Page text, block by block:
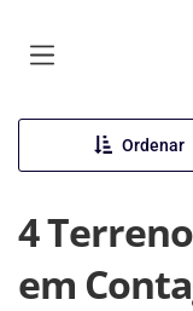
Ordenar
4
em